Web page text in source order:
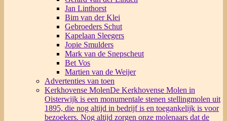
Jan Linthorst
Bim van der Klei
Gebroeders Schut
Kapelaan Sleegers
Jopie Smulders
Mark van de Snepscheut
Bet Vos
Martien van de Weijer
Advertenties van toen
Kerkhovense MolenDe Kerkhovense Molen in
Oisterwijk is een monumentale stenen stellingmolen uit
1895, die nog altijd in bedrijf is en toegankelijk is voor
bezoekers. Nog altijd zorgen onze molenaars dat de